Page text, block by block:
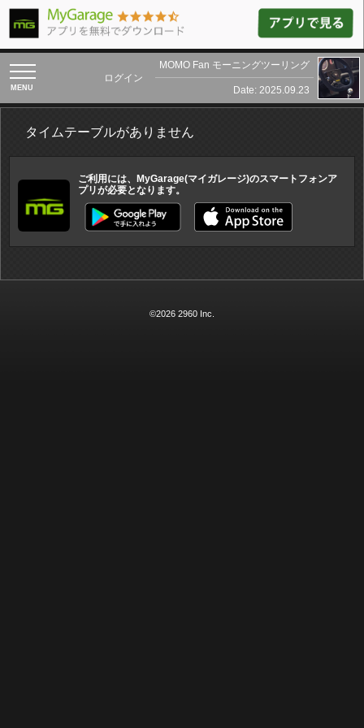
toggle
navigation
ログイン
MOMO Fan モーニングツーリング
Date: 2025.09.23
タイムテーブルがありません
ご利用には、MyGarage(マイガレージ)のスマートフォンア
プリが必要となります。
©2026 2960 Inc.